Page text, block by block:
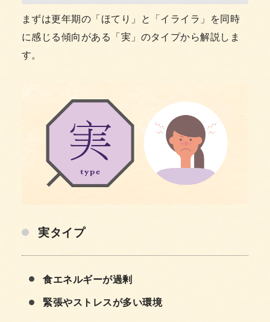
まずは更年期の「ほてり」と「イライラ」を同時
に感じる傾向がある「実」のタイプから解説しま
す。
実タイプ
食エネルギーが過剰
緊張やストレスが多い環境